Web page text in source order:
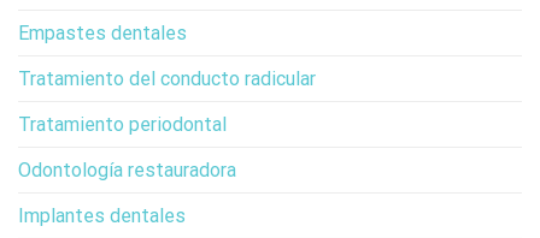
Empastes dentales
Tratamiento del conducto radicular
Tratamiento periodontal
Odontología restauradora
Implantes dentales